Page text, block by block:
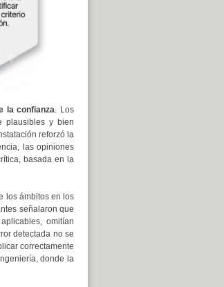
la confianza. Los
plausibles y bien
reforzó la
las opiniones
basada en la
los ámbitos en los
señalaron que
omitían
detectada no se
correctamente
donde la